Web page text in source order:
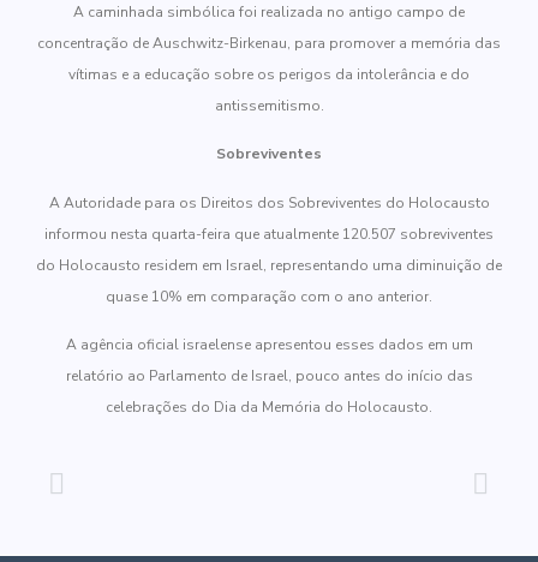
A caminhada simbólica foi realizada no antigo campo de
concentração de Auschwitz-Birkenau, para promover a memória das
vítimas e a educação sobre os perigos da intolerância e do
antissemitismo.
Sobreviventes
A Autoridade para os Direitos dos Sobreviventes do Holocausto
informou nesta quarta-feira que atualmente 120.507 sobreviventes
do Holocausto residem em Israel, representando uma diminuição de
quase 10% em comparação com o ano anterior.
A agência oficial israelense apresentou esses dados em um
relatório ao Parlamento de Israel, pouco antes do início das
celebrações do Dia da Memória do Holocausto.